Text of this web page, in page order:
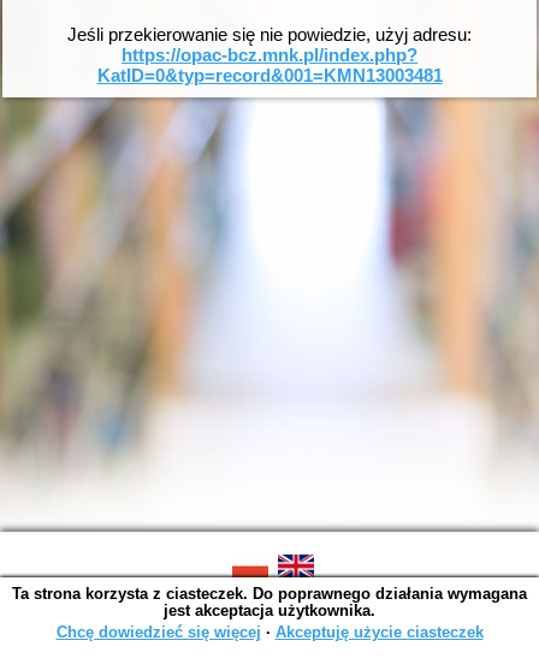
Jeśli przekierowanie się nie powiedzie, użyj adresu:
https://opac-bcz.mnk.pl/index.php?
KatID=0&typ=record&001=KMN13003481
SOWA OPAC v. 6.11.10 (2026-07-24)
Wygenerowano w 0,0014 s.
Ta strona korzysta z ciasteczek. Do poprawnego działania wymagana
jest akceptacja użytkownika.
Chcę dowiedzieć się więcej ∙ Akceptuję użycie ciasteczek